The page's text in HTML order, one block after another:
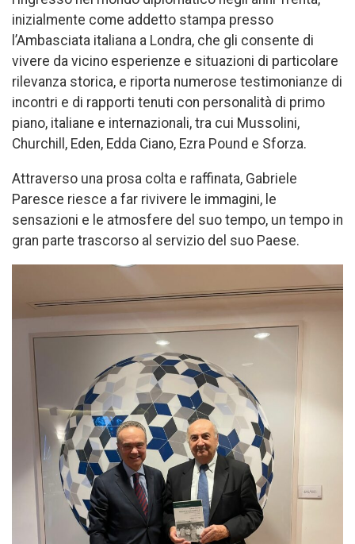
inizialmente come addetto stampa presso
l’Ambasciata italiana a Londra, che gli consente di
vivere da vicino esperienze e situazioni di particolare
rilevanza storica, e riporta numerose testimonianze di
incontri e di rapporti tenuti con personalità di primo
piano, italiane e internazionali, tra cui Mussolini,
Churchill, Eden, Edda Ciano, Ezra Pound e Sforza.
Attraverso una prosa colta e raffinata, Gabriele
Paresce riesce a far rivivere le immagini, le
sensazioni e le atmosfere del suo tempo, un tempo in
gran parte trascorso al servizio del suo Paese.